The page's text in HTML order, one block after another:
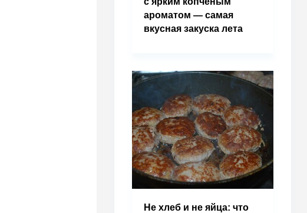
ароматом — самая
вкусная закуска лета
Не хлеб и не яйца: что